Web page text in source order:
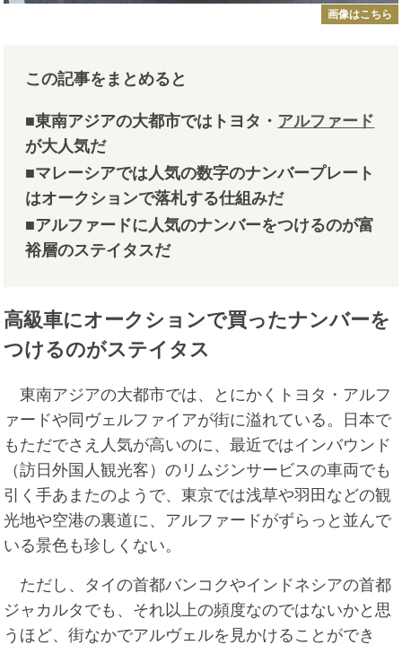
画像はこちら
この記事をまとめると
■東南アジアの大都市ではトヨタ・ アルファード
が大人気だ
■マレーシアでは人気の数字のナンバープレート
はオークションで落札する仕組みだ
■アルファードに人気のナンバーをつけるのが富
裕層のステイタスだ
高級車にオークションで買ったナンバーを
つけるのがステイタス
東南アジアの大都市では、とにかくトヨタ・アルフ
ァードや同ヴェルファイアが街に溢れている。日本で
もただでさえ人気が高いのに、最近ではインバウンド
（訪日外国人観光客）のリムジンサービスの車両でも
引く手あまたのようで、東京では浅草や羽田などの観
光地や空港の裏道に、アルファードがずらっと並んで
いる景色も珍しくない。
ただし、タイの首都バンコクやインドネシアの首都
ジャカルタでも、それ以上の頻度なのではないかと思
うほど、街なかでアルヴェルを見かけることができ